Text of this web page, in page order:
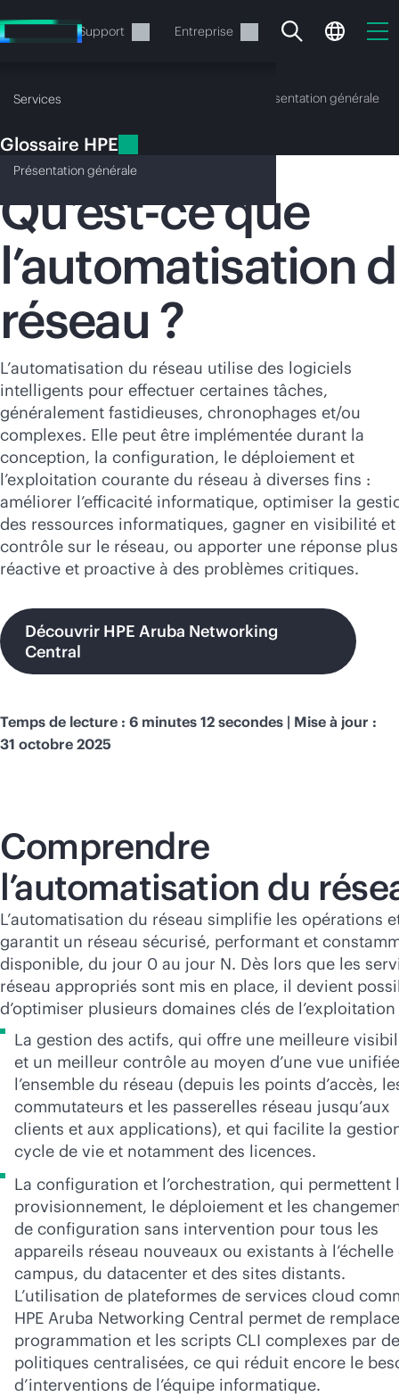
au
contenu
Support Entreprise
Services
Votre panier est
actuellement vide
Rendez-vous dans la boutique HPE pour
Acheter maintenant
Glossaire HPE Présentation générale
Présentation générale
Glossaire HPE
Automatisation du réseau
Qu’est-ce que
l’automatisation
réseau ?
L’automatisation du réseau utilise des logiciels
intelligents pour effectuer certaines tâches,
généralement fastidieuses, chronophages et/ou
complexes. Elle peut être implémentée durant la
conception, la configuration, le déploiement et
l’exploitation courante du réseau à diverses fins :
améliorer l’efficacité informatique, optimiser la
des ressources informatiques, gagner en visibilité et
contrôle sur le réseau, ou apporter une réponse plus
réactive et proactive à des problèmes critiques.
Découvrir HPE Aruba Networking
Central
Temps de lecture : 6 minutes 12 secondes | Mise à jour :
31 octobre 2025
Comprendre
l’automatisation du
L’automatisation du réseau simplifie les opérations
garantit un réseau sécurisé, performant et
disponible, du jour 0 au jour N. Dès lors que les
réseau appropriés sont mis en place, il devient
d’optimiser plusieurs domaines clés de
La gestion des actifs, qui offre une meilleure
et un meilleur contrôle au moyen d’une vue
l’ensemble du réseau (depuis les points d’accès,
commutateurs et les passerelles réseau jusqu’aux
clients et aux applications), et qui facilite la
cycle de vie et notamment des licences.
La configuration et l’orchestration, qui permettent
provisionnement, le déploiement et les
de configuration sans intervention pour tous les
appareils réseau nouveaux ou existants à l’échelle
campus, du datacenter et des sites distants.
L’utilisation de plateformes de services cloud
HPE Aruba Networking Central permet de
programmation et les scripts CLI complexes par
politiques centralisées, ce qui réduit encore le
d’interventions de l’équipe informatique.